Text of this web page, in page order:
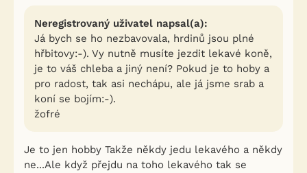
Neregistrovaný uživatel napsal(a):
Já bych se ho nezbavovala, hrdinů jsou plné
hřbitovy:-). Vy nutně musíte jezdit lekavé koně,
je to váš chleba a jiný není? Pokud je to hoby a
pro radost, tak asi nechápu, ale já jsme srab a
koní se bojím:-).
žofré
Je to jen hobby Takže někdy jedu lekavého a někdy
ne...Ale když přejdu na toho lekavého tak se